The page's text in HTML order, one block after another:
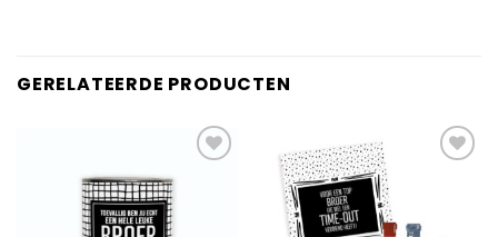
GERELATEERDE PRODUCTEN